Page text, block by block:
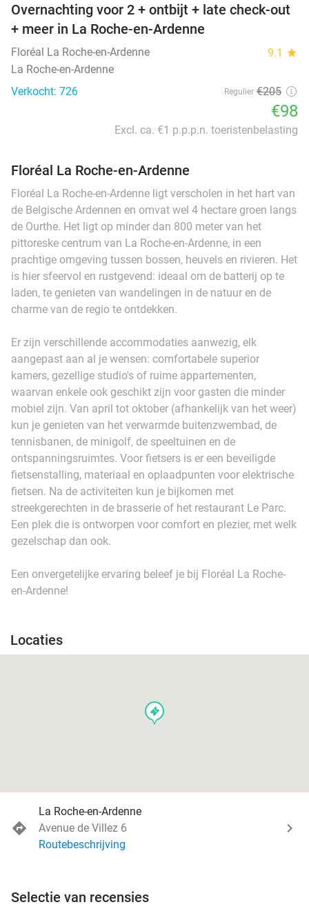
Overnachting voor 2 + ontbijt + late check-out
+ meer in La Roche-en-Ardenne
Floréal La Roche-en-Ardenne 9.1 star
La Roche-en-Ardenne
Verkocht: 726
Regulier €205
€98
Excl. ca. €1 p.p.p.n. toeristenbelasting
Floréal La Roche-en-Ardenne
Floréal La Roche-en-Ardenne ligt verscholen in het hart van
de Belgische Ardennen en omvat wel 4 hectare groen langs
de Ourthe. Het ligt op minder dan 800 meter van het
pittoreske centrum van La Roche-en-Ardenne, in een
prachtige omgeving tussen bossen, heuvels en rivieren. Het
is hier sfeervol en rustgevend: ideaal om de batterij op te
laden, te genieten van wandelingen in de natuur en de
charme van de regio te ontdekken.
Er zijn verschillende accommodaties aanwezig, elk
aangepast aan al je wensen: comfortabele superior
kamers, gezellige studio's of ruime appartementen,
waarvan enkele ook geschikt zijn voor gasten die minder
mobiel zijn. Van april tot oktober (afhankelijk van het weer)
kun je genieten van het verwarmde buitenzwembad, de
tennisbanen, de minigolf, de speeltuinen en de
ontspanningsruimtes. Voor fietsers is er een beveiligde
fietsenstalling, materiaal en oplaadpunten voor elektrische
fietsen. Na de activiteiten kun je bijkomen met
streekgerechten in de brasserie of het restaurant Le Parc.
Een plek die is ontworpen voor comfort en plezier, met welk
gezelschap dan ook.
Een onvergetelijke ervaring beleef je bij Floréal La Roche-
en-Ardenne!
Locaties
events
La Roche-en-Ardenne
Avenue de Villez 6
Routebeschrijving
Selectie van recensies